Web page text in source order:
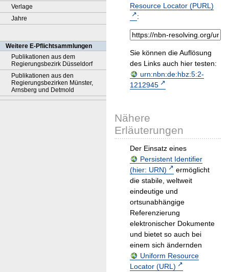
Verlage
Jahre
Weitere E-Pflichtsammlungen
Publikationen aus dem
Regierungsbezirk Düsseldorf
Publikationen aus den
Regierungsbezirken Münster,
Arnsberg und Detmold
Resource Locator (PURL)
:
Sie können die Auflösung
des Links auch hier testen:
urn:nbn:de:hbz:5:2-
1212945
Nähere
Erläuterungen
Der Einsatz eines
Persistent Identifier
(hier: URN)
ermöglicht
die stabile, weltweit
eindeutige und
ortsunabhängige
Referenzierung
elektronischer Dokumente
und bietet so auch bei
einem sich ändernden
Uniform Resource
Locator (URL)